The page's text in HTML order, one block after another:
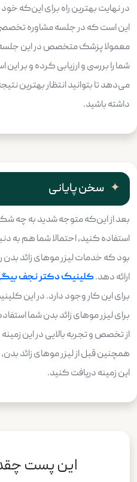
در نهایت بهترین راه برای این‌که خود
این است که در جلسه مشاوره
معمولا پزشک متخصص در این
شما را بررسی و ارزیابی کرده و بر این
می‌دهد تا بتوانید انتظار بهترین
داشته باشید.
سخن پایانی
بعد از این‌که متوجه شدید به چه
استفاده کنید، احتمالا شما هم به
بود که خدمات لیزر موهای زائد بدن
ارائه دهد.کلینیک دکتر نجف
برای این کار وجود دارد. در این
برای لیزر موهای زائد بدن شما
از تخصص و تجربه بالایی در این
همچنین قبل از لیزر موهای زائد
این زمینه دریافت کنید.
این پست